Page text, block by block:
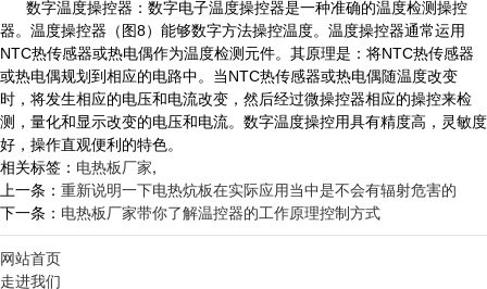
数字温度操控器： 数字电子温度操控器是一种准确的温度检测操控
器。温度操控器（图8）能够数字方法操控温度。温度操控器通常运用
NTC热传感器或热电偶作为温度检测元件。其原理是：将NTC热传感器
或热电偶规划到相应的电路中。当NTC热传感器或热电偶随温度改变
时，将发生相应的电压和电流改变，然后经过微操控器相应的操控来检
测，量化和显示改变的电压和电流。数字温度操控用具有精度高，灵敏度
好，操作直观便利的特色。
相关标签： 电热板厂家,
上一条： 重新说明一下电热炕板在实际应用当中是不会有辐射危害的
下一条： 电热板厂家带你了解温控器的工作原理控制方式
网站首页
走进我们